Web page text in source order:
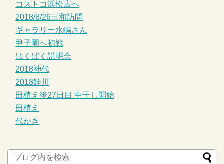
コストコ浜松店へ
2018/8/26三和訪問
ギャラリー水嶋さん
甲子園へ初戦
はくばく説明会
2018神代
2018鮭川
田植え後27日目 中干し開始
田植え
代かき